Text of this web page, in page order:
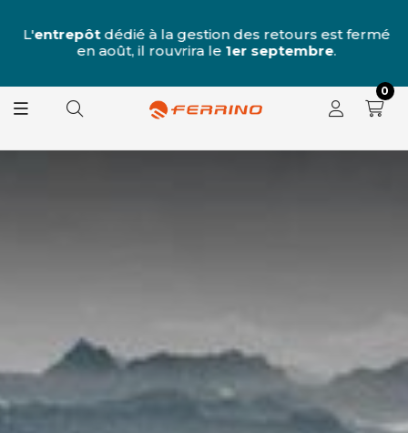
L'entrepôtdédié à la gestion des retours est fermé
en août, il rouvrira le 1er septembre.
0